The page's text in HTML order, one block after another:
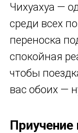
Чихуахуа —
среди всех
переноска
спокойная
чтобы
вас обоих —
Приучение